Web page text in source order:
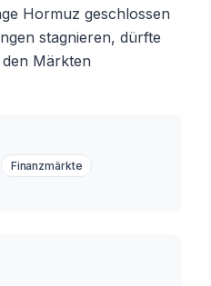
Hormuz geschlossen
stagnieren, dürfte
Märkten
Finanzmärkte